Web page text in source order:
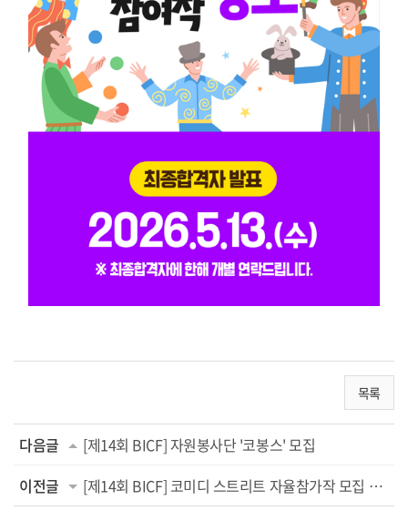
목록
다음글
[제14회 BICF] 자원봉사단 '코봉스' 모집
이전글
[제14회 BICF] 코미디 스트리트 자율참가작 모집 공고